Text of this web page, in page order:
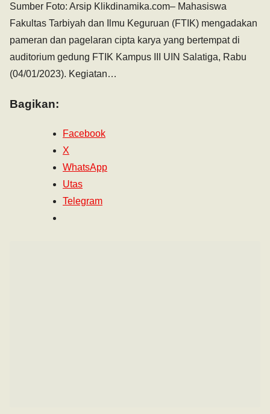
Sumber Foto: Arsip Klikdinamika.com– Mahasiswa
Fakultas Tarbiyah dan Ilmu Keguruan (FTIK) mengadakan
pameran dan pagelaran cipta karya yang bertempat di
auditorium gedung FTIK Kampus III UIN Salatiga, Rabu
(04/01/2023). Kegiatan…
Bagikan:
Facebook
X
WhatsApp
Utas
Telegram